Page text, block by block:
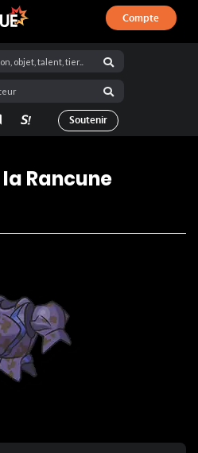
Compte
Discord La Salty Room sur Pokémon
Soutenir
Rancune